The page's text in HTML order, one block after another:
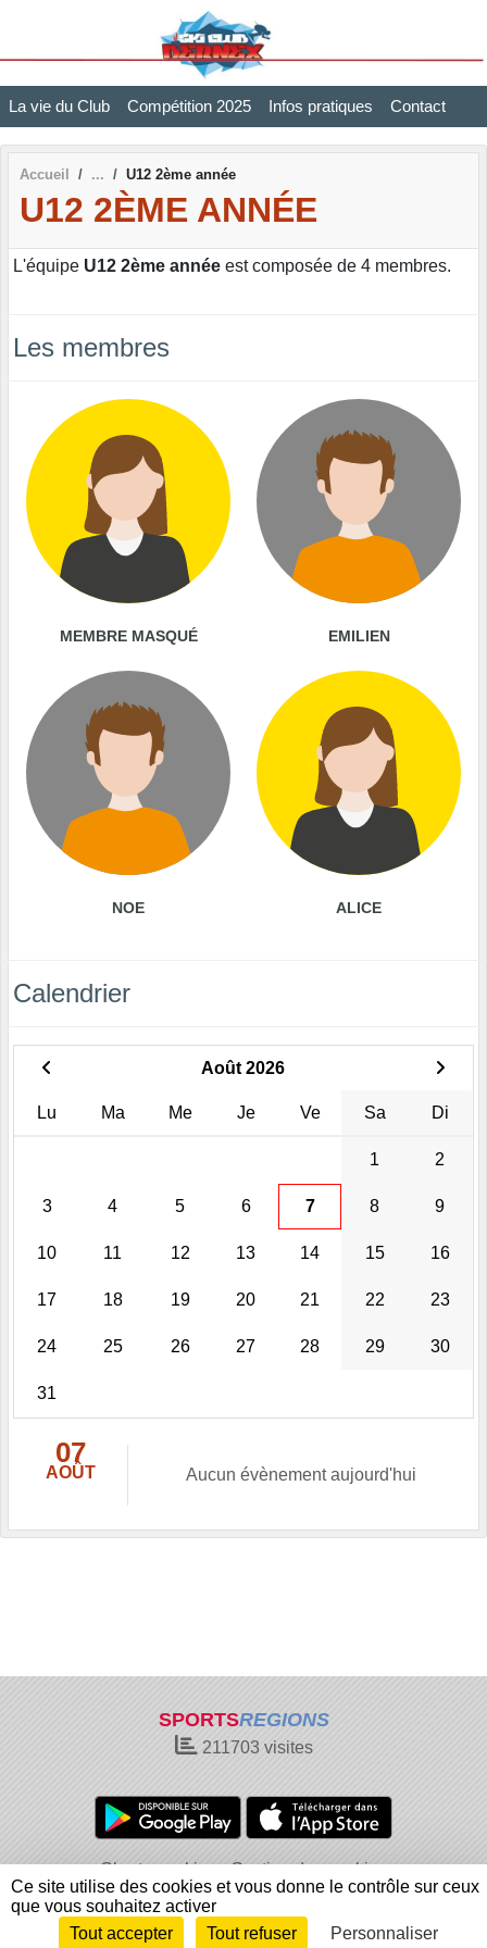
La vie du Club Compétition 2025 Infos pratiques Contact
Accueil U12 2ème année
U12 2ÈME ANNÉE
L'équipe U12 2ème année est composée de 4 membres.
Les membres
MEMBRE MASQUÉ EMILIEN
NOE ALICE
Calendrier
Août 2026
Lu Ma Me Je Ve Sa Di
1 2
3 4 5 6 7 8 9
10 11 12 13 14 15 16
17 18 19 20 21 22 23
24 25 26 27 28 29 30
31
07
AOÛT Aucun évènement aujourd'hui
SPORTSREGIONS
211703 visites
Charte cookies
Gestion des cookies
Informations légales
Signaler un contenu inapproprié
Envie de participer ? Connexion
Panneau de gestion des cookies
Ce site utilise des cookies et vous donne le contrôle sur ceux
que vous souhaitez activer
Tout accepter
Tout refuser Personnaliser